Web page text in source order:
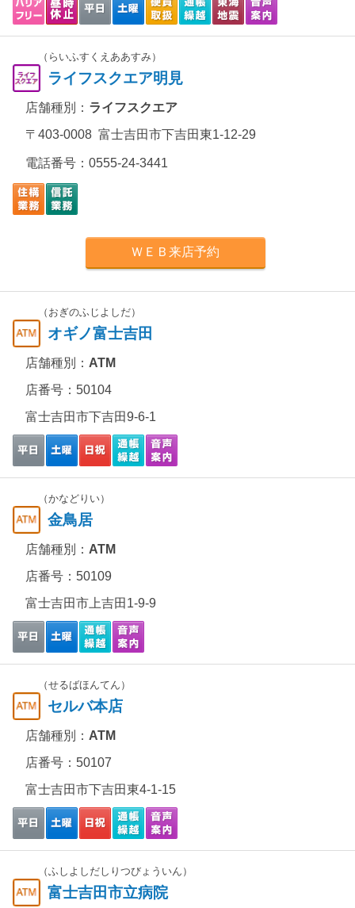
（らいふすくえああすみ）
ライフスクエア明見
店舗種別： ライフスクエア
〒403-0008 富士吉田市下吉田東1-12-29
電話番号： 0555-24-3441
ＷＥＢ来店予約
（おぎのふじよしだ）
オギノ富士吉田
店舗種別： ATM
店番号：50104
富士吉田市下吉田9-6-1
（かなどりい）
金鳥居
店舗種別： ATM
店番号：50109
富士吉田市上吉田1-9-9
（せるばほんてん）
セルバ本店
店舗種別： ATM
店番号：50107
富士吉田市下吉田東4-1-15
（ふしよしだしりつびょういん）
富士吉田市立病院